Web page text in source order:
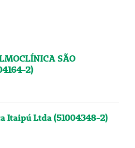
SÃO
2)
Itaipú Ltda (51004348-2)